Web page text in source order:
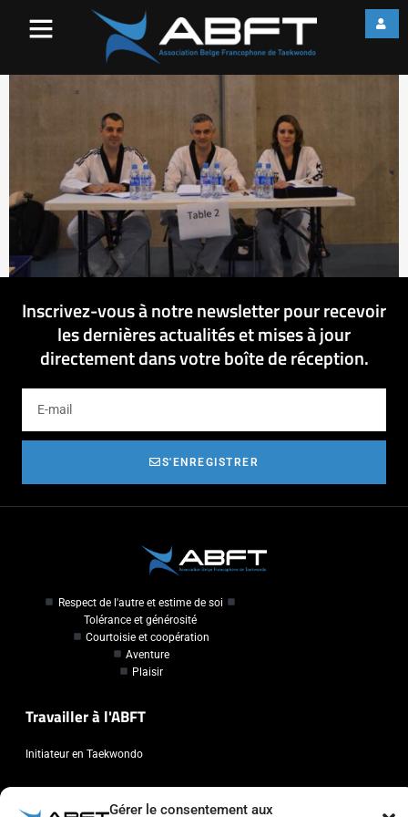
Gérer le consentement aux
Inscrivez-vous à notre newsletter pour recevoir
les dernières actualités et mises à jour
directement dans votre boîte de réception.
S'ENREGISTRER
Respect de l'autre et estime de soi
Tolérance et générosité
Courtoisie et coopération
Aventure
Plaisir
Travailler à l'ABFT
Initiateur en Taekwondo